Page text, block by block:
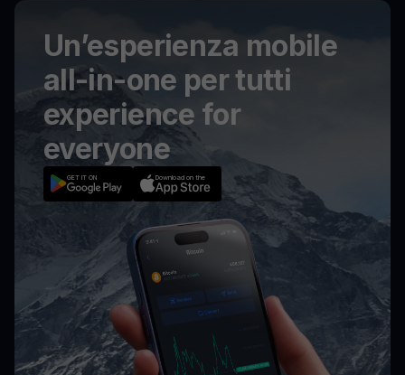
Un’esperienza mobile
all-in-one per tutti
experience for
everyone
GET IT ON Download on the